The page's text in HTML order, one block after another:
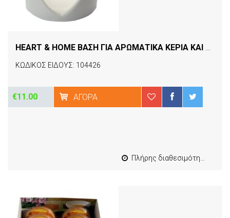
ΚΩΔΙΚΟΣ ΕΙΔΟΥΣ: 104426
€11.00 ΑΓΟΡΆ
Πλήρης διαθεσιμότητα